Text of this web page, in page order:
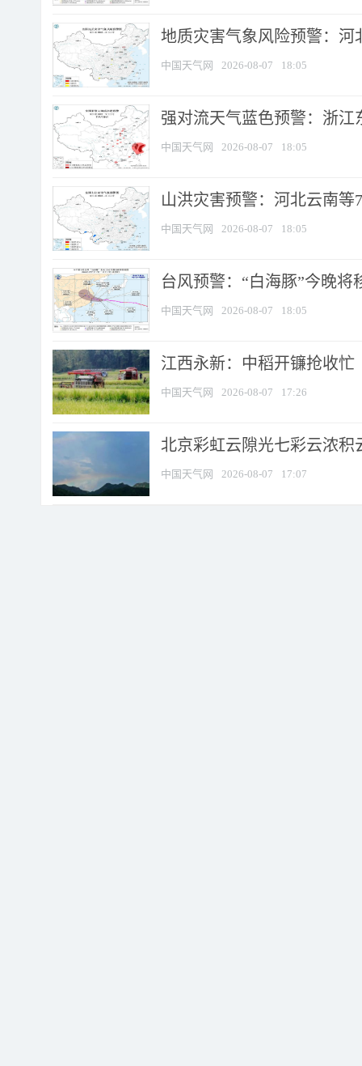
地质灾害气象风险预警：河
中国天气网 2026-08-07 18:05
强对流天气蓝色预警：浙江
中国天气网 2026-08-07 18:05
山洪灾害预警：河北云南
中国天气网 2026-08-07 18:05
台风预警：“白海豚”今晚将
中国天气网 2026-08-07 18:05
江西永新：中稻开镰抢收忙
中国天气网 2026-08-07 17:26
北京彩虹云隙光七彩云浓积
中国天气网 2026-08-07 17:07